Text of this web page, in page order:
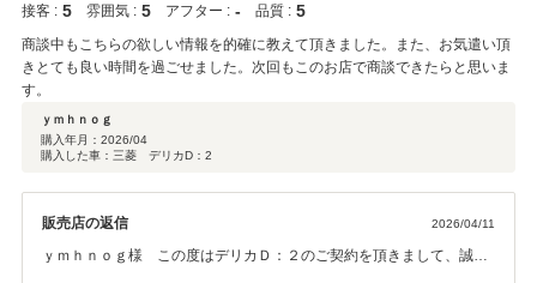
接客 : 5 雰囲気 : 5 アフター : ‐ 品質 : 5
商談中もこちらの欲しい情報を的確に教えて頂きました。また、お気遣い頂
きとても良い時間を過ごせました。次回もこのお店で商談できたらと思いま
す。
ｙｍｈｎｏｇ
購入年月： 2026/04
購入した車：三菱 デリカD：2
販売店の返信 2026/04/11
ｙｍｈｎｏｇ様 この度はデリカＤ：２のご契約を頂きまして、誠に